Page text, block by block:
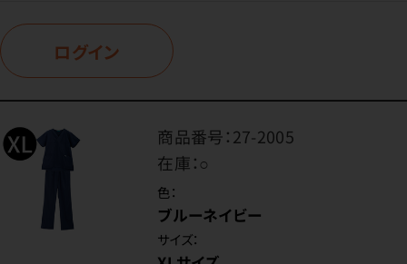
ログイン
商品番号：27-2005
在庫：○
色：
ブルーネイビー
サイズ：